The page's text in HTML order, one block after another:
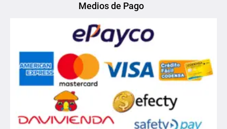
Medios de Pago